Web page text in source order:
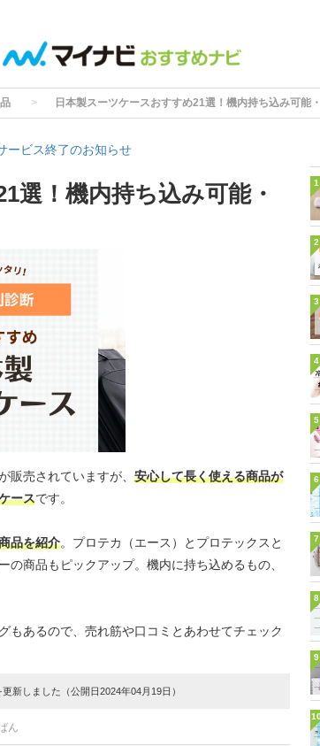
日本製スーツケースおすすめ21選！機内持ち込み可能
ービス終了のお知らせ
選！機内持ち込み可能・
販売されていますが、 安心して長く使える商品が
ースです。
品を紹介。プロテカ（エース）とプロテックスと
商品もピックアップ。機内に持ち込めるもの、
もあるので、売れ筋や口コミとあわせてチェック
新しました（公開日2024年04月19日）
ん
1
2
3
4
5
6
7
8
9